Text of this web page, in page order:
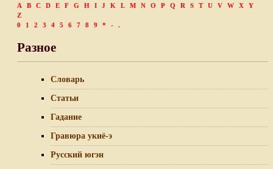
A
B C D E F G H I J K L M N O P Q R S T U V W X
Y
Z
0
1 2 3 4 5 6 7 8 9 * - .
Разное
Словарь
Статьи
Гадание
Гравюра укиё-э
Русский югэн